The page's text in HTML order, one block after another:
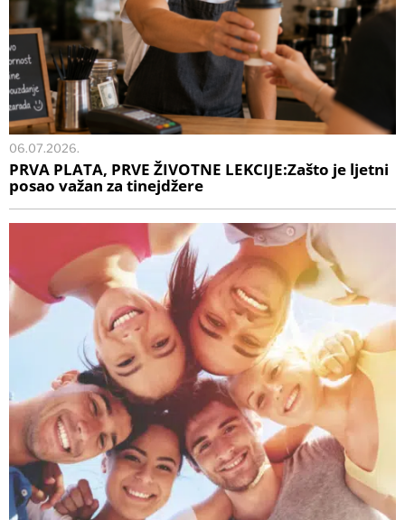
06.07.2026.
PRVA PLATA, PRVE ŽIVOTNE LEKCIJE:Zašto je ljetni
posao važan za tinejdžere